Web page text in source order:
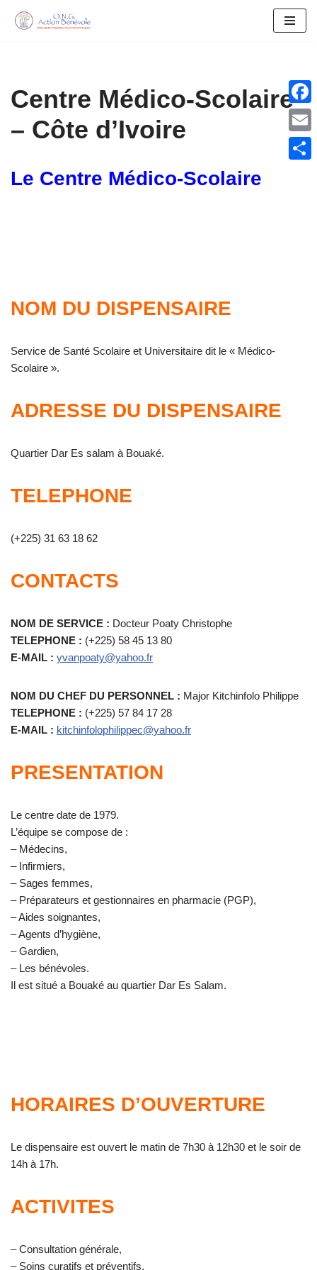
Centre Médico-Scolaire
– Côte d’Ivoire
Le Centre Médico-Scolaire
NOM DU DISPENSAIRE
Service de Santé Scolaire et Universitaire dit le « Médico-
Scolaire ».
ADRESSE DU DISPENSAIRE
Quartier Dar Es salam à Bouaké.
TELEPHONE
(+225) 31 63 18 62
CONTACTS
NOM DE SERVICE : Docteur Poaty Christophe
TELEPHONE : (+225) 58 45 13 80
E-MAIL : yvanpoaty@yahoo.fr
NOM DU CHEF DU PERSONNEL : Major Kitchinfolo Philippe
TELEPHONE : (+225) 57 84 17 28
E-MAIL : kitchinfolophilippec@yahoo.fr
PRESENTATION
Le centre date de 1979.
L’équipe se compose de :
– Médecins,
– Infirmiers,
– Sages femmes,
– Préparateurs et gestionnaires en pharmacie (PGP),
– Aides soignantes,
– Agents d’hygiène,
– Gardien,
– Les bénévoles.
Il est situé a Bouaké au quartier Dar Es Salam.
HORAIRES D’OUVERTURE
Le dispensaire est ouvert le matin de 7h30 à 12h30 et le soir de
14h à 17h.
ACTIVITES
– Consultation générale,
– Soins curatifs et préventifs,
Email